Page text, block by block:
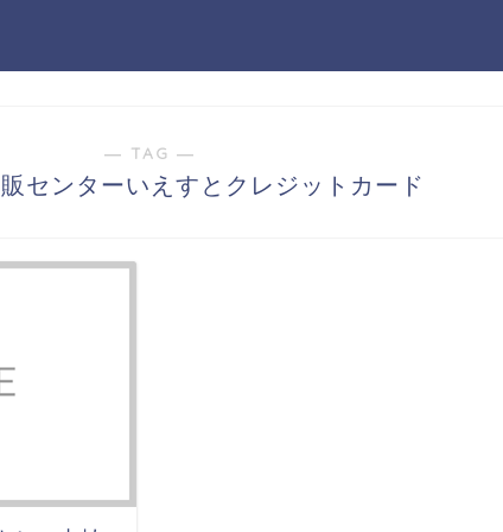
― TAG ―
センターいえすとクレジットカード